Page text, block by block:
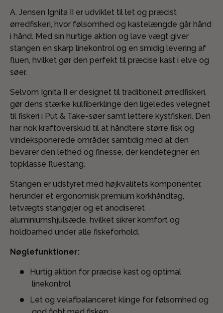
A. Jensen Ignita II er udviklet til let og præcist
ørredfiskeri, hvor følsomhed og kastelængde går hånd
i hånd. Med sin hurtige aktion og lave vægt giver
stangen en skarp linekontrol og en smidig levering af
fluen, hvilket gør den perfekt til præcise kast i elve og
søer.
Selvom Ignita II er designet til traditionelt ørredfiskeri,
gør dens stærke kulfiberklinge den ligeledes velegnet
til fiskeri i Put & Take-søer samt lettere kystfiskeri. Den
har nok kraftoverskud til at håndtere større fisk og
vindeksponerede områder, samtidig med at den
bevarer den lethed og finesse, der kendetegner en
topklasse fluestang.
Stangen er udstyret med højkvalitets komponenter,
herunder et ergonomisk premium korkhåndtag,
letvægts stangøjer og et anodiseret
aluminiumshjulsæde, hvilket sikrer komfort og
holdbarhed under alle fiskeforhold.
Nøglefunktioner:
Hurtig aktion for præcise kast og optimal
linekontrol
Let og velafbalanceret klinge for følsomhed og